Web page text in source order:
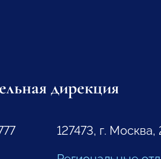
дирекция
127473, г.